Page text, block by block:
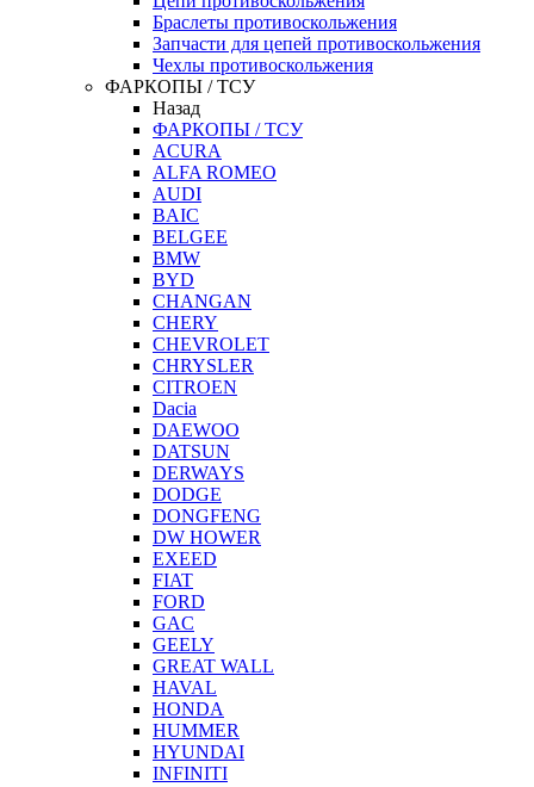
Браслеты противоскольжения
Запчасти для цепей противоскольжения
Чехлы противоскольжения
ФАРКОПЫ / ТСУ
Назад
ФАРКОПЫ / ТСУ
ACURA
ALFA ROMEO
AUDI
BAIC
BELGEE
BMW
BYD
CHANGAN
CHERY
CHEVROLET
CHRYSLER
CITROEN
Dacia
DAEWOO
DATSUN
DERWAYS
DODGE
DONGFENG
DW HOWER
EXEED
FIAT
FORD
GAC
GEELY
GREAT WALL
HAVAL
HONDA
HUMMER
HYUNDAI
INFINITI